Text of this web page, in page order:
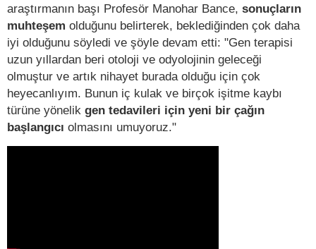
araştırmanın başı Profesör Manohar Bance, sonuçların
muhteşem olduğunu belirterek, beklediğinden çok daha
iyi olduğunu söyledi ve şöyle devam etti: "Gen terapisi
uzun yıllardan beri otoloji ve odyolojinin geleceği
olmuştur ve artık nihayet burada olduğu için çok
heyecanlıyım. Bunun iç kulak ve birçok işitme kaybı
türüne yönelik gen tedavileri için yeni bir çağın
başlangıcı olmasını umuyoruz."